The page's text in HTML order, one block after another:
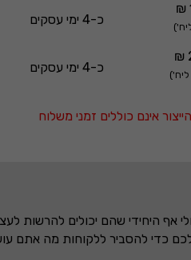
כ-4 ימי עסקים
כ-4 ימי עסקים
אינם כוללים זמני משלוח
אף היחידי שהם יכולים
כדי להסביר ללקוחות מה אתם